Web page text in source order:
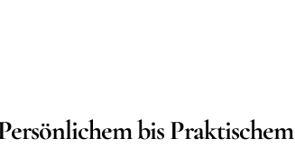
bis Praktischem